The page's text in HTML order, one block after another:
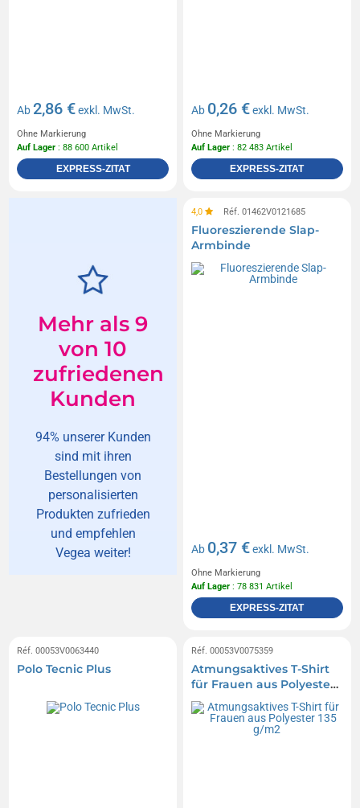
Ab2,86 €exkl. MwSt.
Ohne Markierung
Auf Lager : 88 600 Artikel
EXPRESS-ZITAT
Ab 0,26 €exkl. MwSt.
Ohne Markierung
Auf Lager : 82 483 Artikel
EXPRESS-ZITAT
Mehr als 9
von 10
zufriedenen
Kunden
94% unserer Kunden
sind mit ihren
Bestellungen von
personalisierten
Produkten zufrieden
und empfehlen
Vegea weiter!
4,0 Réf. 01462V0121685
Fluoreszierende Slap-
Armbinde
Ab 0,37 €exkl. MwSt.
Ohne Markierung
Auf Lager : 78 831 Artikel
EXPRESS-ZITAT
Réf. 00053V0063440
Polo Tecnic Plus
Réf. 00053V0075359
Atmungsaktives T-Shirt
für Frauen aus Polyester
135 g/m2